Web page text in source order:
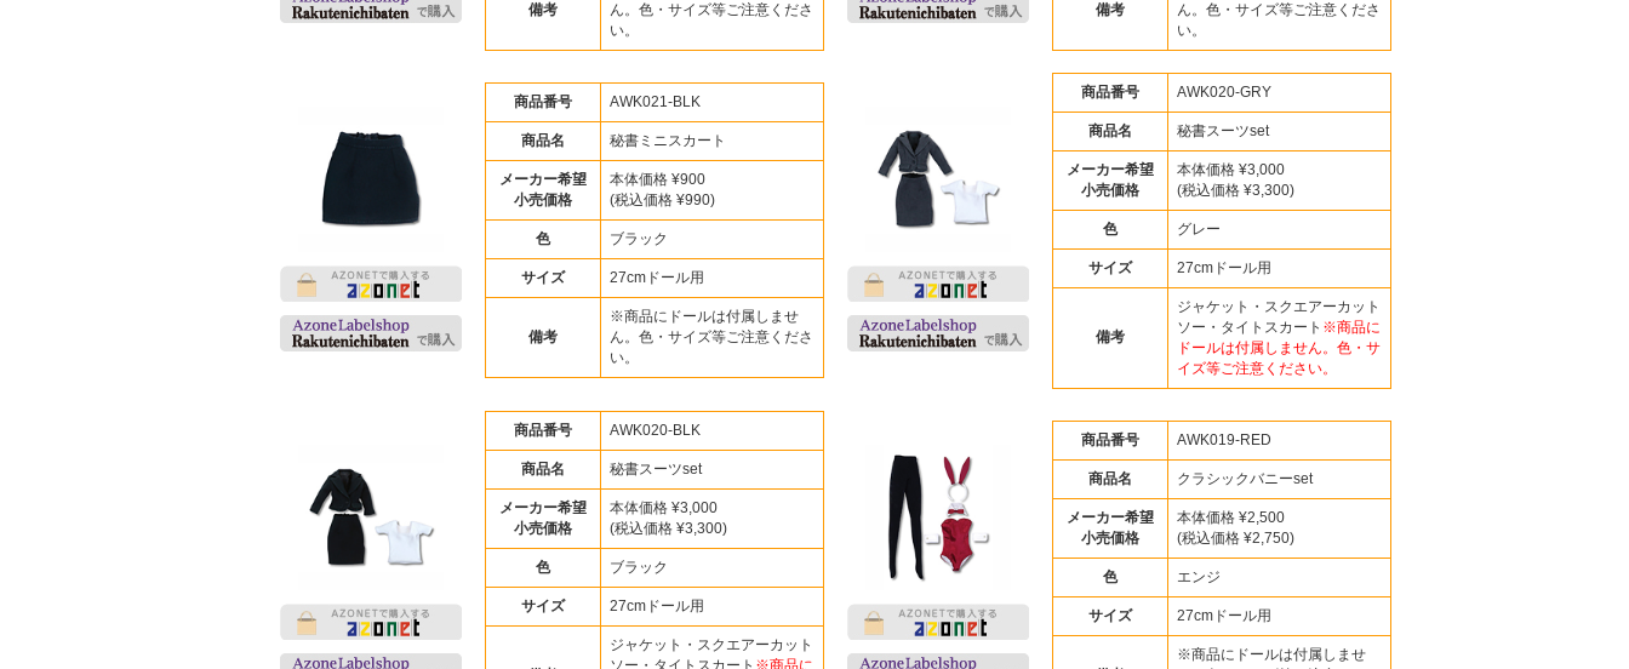
備考
ん。色・サイズ等ご注意くださ
い。
備考
ん。色・サイズ等ご注意くださ
い。
商品番号 AWK021-BLK
商品名 秘書ミニスカート
メーカー希望
小売価格
本体価格 ¥900
(税込価格 ¥990)
色 ブラック
サイズ 27cmドール用
備考
※商品にドールは付属しませ
ん。色・サイズ等ご注意くださ
い。
商品番号 AWK020-GRY
商品名 秘書スーツset
メーカー希望
小売価格
本体価格 ¥3,000
(税込価格 ¥3,300)
色 グレー
サイズ 27cmドール用
備考
ジャケット・スクエアーカット
ソー・タイトスカート ※商品に
ドールは付属しません。色・サ
イズ等ご注意ください。
商品番号 AWK020-BLK
商品名 秘書スーツset
メーカー希望
小売価格
本体価格 ¥3,000
(税込価格 ¥3,300)
色 ブラック
サイズ 27cmドール用
ジャケット・スクエアーカット
ソー・タイトスカート ※商品に
商品番号 AWK019-RED
商品名 クラシックバニーset
メーカー希望
小売価格
本体価格 ¥2,500
(税込価格 ¥2,750)
色 エンジ
サイズ 27cmドール用
※商品にドールは付属しませ